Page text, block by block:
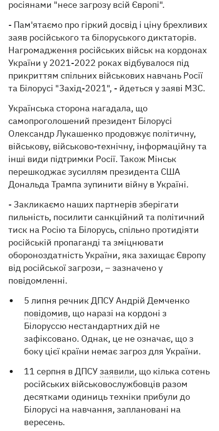
росіянами "несе загрозу всій Європі".
- Пам'ятаємо про гіркий досвід і ціну брехливих
заяв російського та білоруського диктаторів.
Нагромадження російських військ на кордонах
України у 2021-2022 роках відбувалося під
прикриттям спільних військових навчань Росії
та Білорусі "Захід-2021", - йдеться у заяві МЗС.
Українська сторона нагадала, що
самопроголошений президент Білорусі
Олександр Лукашенко продовжує політичну,
військову, військово-технічну, інформаційну та
інші види підтримки Росії. Також Мінськ
перешкоджає зусиллям президента США
Дональда Трампа зупинити війну в Україні.
- Закликаємо наших партнерів зберігати
пильність, посилити санкційний та політичний
тиск на Росію та Білорусь, спільно протидіяти
російській пропаганді та зміцнювати
обороноздатність України, яка захищає Європу
від російської загрози, – зазначено у
повідомленні.
5 липня речник ДПСУ Андрій Демченко
повідомив, що наразі на кордоні з
Білоруссю нестандартних дій не
зафіксовано. Однак, це не означає, що з
боку цієї країни немає загроз для України.
11 серпня в ДПСУзаявили, що кілька сотень
російських військовослужбовців разом
десятками одиниць техніки прибули до
Білорусі на навчання, заплановані на
вересень.